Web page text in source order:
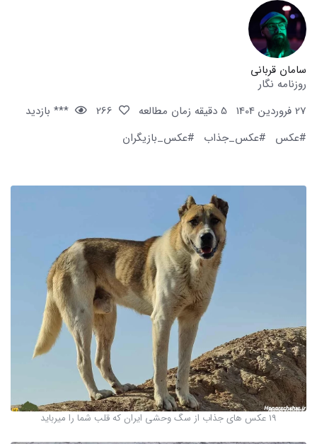
سامان قربانی
روزنامه نگار
27 فروردین 1404
5 دقیقه زمان مطالعه
*** بازدید
#عکس
#عکس_جذاب #عکس_بازیگران
19 عکس های جذاب از سگ وحشی ایران که قلب شما را میرباید